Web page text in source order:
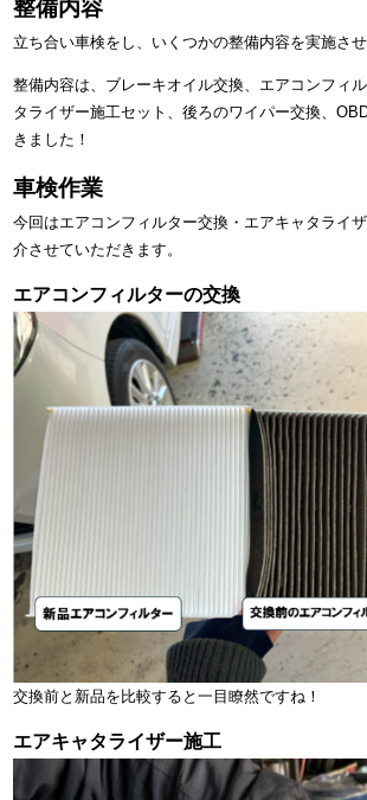
整備内容
立ち合い車検をし、いくつかの整備内容を実施させ
整備内容は、ブレーキオイル交換、エアコンフィ
タライザー施工セット、後ろのワイパー交換、
きました！
車検作業
今回はエアコンフィルター交換・エアキャタライ
介させていただきます。
エアコンフィルターの交換
交換前と新品を比較すると一目瞭然ですね！
エアキャタライザー施工